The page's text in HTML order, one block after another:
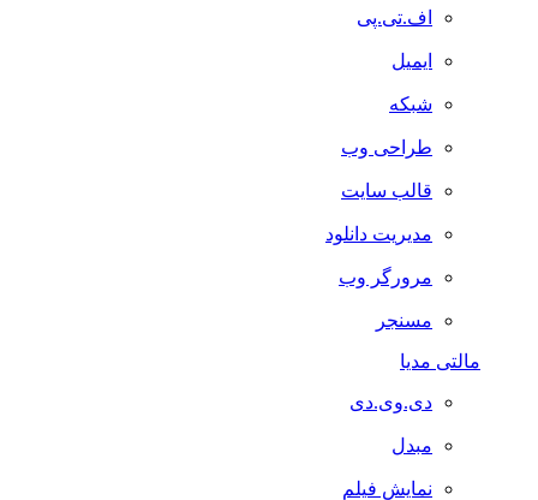
اف.تی.پی
ایمیل
شبکه
طراحی وب
قالب سایت
مدیریت دانلود
مرورگر وب
مسنجر
مالتی مدیا
دی.وی.دی
مبدل
نمایش فیلم